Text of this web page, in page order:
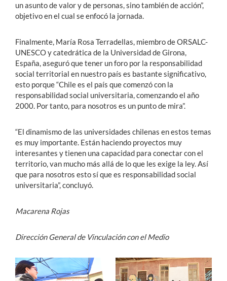
un asunto de valor y de personas, sino también de acción”,
objetivo en el cual se enfocó la jornada.
Finalmente, María Rosa Terradellas, miembro de ORSALC-
UNESCO y catedrática de la Universidad de Girona,
España, aseguró que tener un foro por la responsabilidad
social territorial en nuestro país es bastante significativo,
esto porque “Chile es el país que comenzó con la
responsabilidad social universitaria, comenzando el año
2000. Por tanto, para nosotros es un punto de mira”.
“El dinamismo de las universidades chilenas en estos temas
es muy importante. Están haciendo proyectos muy
interesantes y tienen una capacidad para conectar con el
territorio, van mucho más allá de lo que les exige la ley. Así
que para nosotros esto sí que es responsabilidad social
universitaria”, concluyó.
Macarena Rojas
Dirección General de Vinculación con el Medio